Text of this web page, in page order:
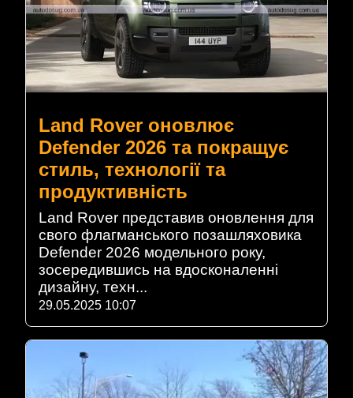
Land Rover оновлює
Defender 2026 та покращує
стиль, технології та
продуктивність
Land Rover представив оновлення для
свого флагманського позашляховика
Defender 2026 модельного року,
зосередившись на вдосконаленні
дизайну, техн...
29.05.2025 10:07